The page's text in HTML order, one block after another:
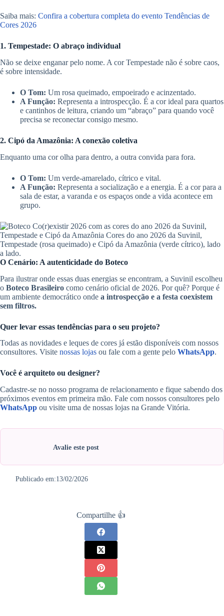
Saiba mais: Confira a cobertura completa do evento Tendências de
Cores 2026
1. Tempestade: O abraço individual
Não se deixe enganar pelo nome. A cor Tempestade não é sobre caos,
é sobre intensidade.
O Tom: Um rosa queimado, empoeirado e acinzentado.
A Função: Representa a introspecção. É a cor ideal para quartos
e cantinhos de leitura, criando um “abraço” para quando você
precisa se reconectar consigo mesmo.
2. Cipó da Amazônia: A conexão coletiva
Enquanto uma cor olha para dentro, a outra convida para fora.
O Tom: Um verde-amarelado, cítrico e vital.
A Função: Representa a socialização e a energia. É a cor para a
sala de estar, a varanda e os espaços onde a vida acontece em
grupo.
O Cenário: A autenticidade do Boteco
Para ilustrar onde essas duas energias se encontram, a Suvinil escolheu
o Boteco Brasileiro como cenário oficial de 2026. Por quê? Porque é
um ambiente democrático onde a introspecção e a festa coexistem
sem filtros.
Quer levar essas tendências para o seu projeto?
Todas as novidades e leques de cores já estão disponíveis com nossos
consultores. Visite nossas lojas ou fale com a gente pelo WhatsApp.
Você é arquiteto ou designer?
Cadastre-se no nosso programa de relacionamento e fique sabendo dos
próximos eventos em primeira mão. Fale com nossos consultores pelo
WhatsApp ou visite uma de nossas lojas na Grande Vitória.
Avalie este post
Publicado em:13/02/2026
Compartilhe 👍